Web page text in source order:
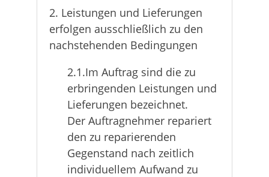
2. Leistungen und Lieferungen
erfolgen ausschließlich zu den
nachstehenden Bedingungen
2.1.Im Auftrag sind die zu
erbringenden Leistungen und
Lieferungen bezeichnet.
Der Auftragnehmer repariert
den zu reparierenden
Gegenstand nach zeitlich
individuellem Aufwand zu